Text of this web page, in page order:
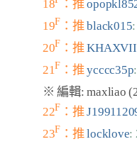
18 ：推
19F ：推 black015
20F ：推 KHAXVII
21F ：推 ycccc35p
22F ：推
23F ：推 locklove: